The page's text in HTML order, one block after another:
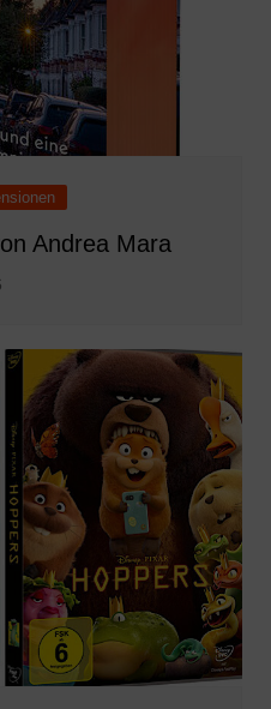
Andrea Mara